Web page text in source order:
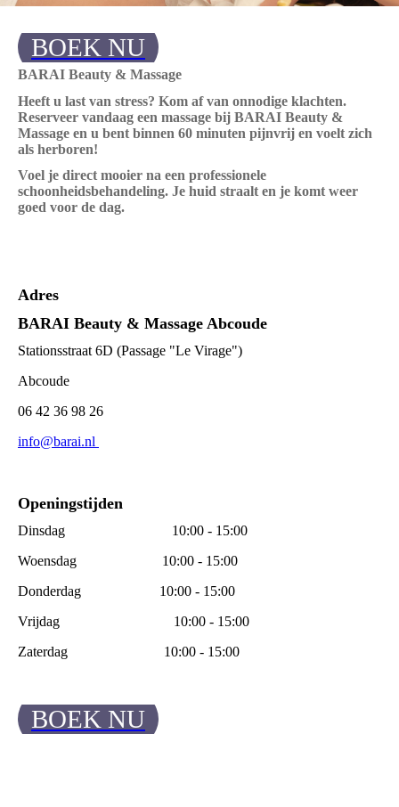
BOEK NU
BARAI Beauty & Massage
Heeft u last van stress? Kom af van onnodige klachten.
Reserveer vandaag een massage bij BARAI Beauty &
Massage en u bent binnen 60 minuten pijnvrij en voelt zich
als herboren!
Voel je direct mooier na een professionele
schoonheidsbehandeling. Je huid straalt en je komt weer
goed voor de dag.
Adres
BARAI Beauty & Massage Abcoude
Stationsstraat 6D (Passage "Le Virage")
Abcoude
06 42 36 98 26
info@barai.nl
Openingstijden
Dinsdag 10:00 - 15:00
Woensdag 10:00 - 15:00
Donderdag 10:00 - 15:00
Vrijdag 10:00 - 15:00
Zaterdag 10:00 - 15:00
BOEK NU